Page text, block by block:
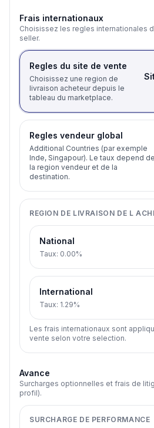
Frais internationaux
Choisissez les regles internationales
seller.
Regles du site de vente
Choisissez une region de
livraison acheteur depuis le
tableau du marketplace.
Regles vendeur global
Additional Countries (par exemple
Inde, Singapour). Le taux depend de
la region vendeur et de la
destination.
REGION DE LIVRAISON DE L
National
Taux: 0.00%
International
Taux: 1.29%
Les frais internationaux sont
vente selon votre selection.
Avance
Surcharges optionnelles et frais de
profil).
SURCHARGE DE PERFORMANCE